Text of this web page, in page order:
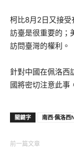
柯比8月2日又接受
訪臺是很重要的；
訪問臺灣的權利。
針對中國在佩洛西
國將密切注意此事
關鍵字 南西·佩洛
前一篇文章